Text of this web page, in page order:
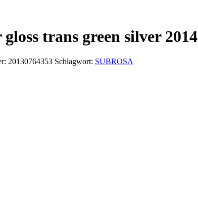
trans green silver 2014
20130764353 Schlagwort: SUBROSA